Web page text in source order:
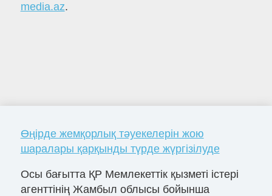
media.az.
Өңірде жемқорлық тәуекелерін жою
шаралары қарқынды түрде жүргізілуде
Осы бағытта ҚР Мемлекеттік қызметі істері
агенттінің Жамбыл облысы бойынша